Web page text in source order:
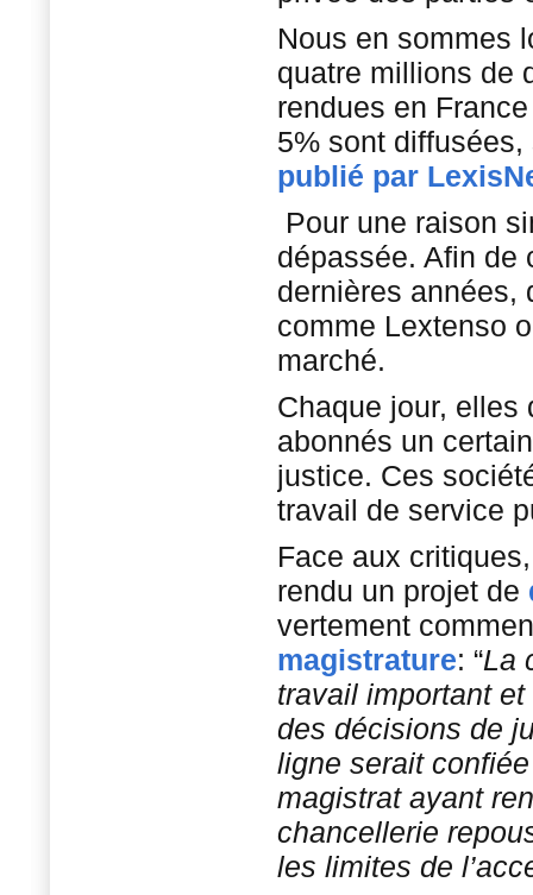
Nous en sommes
quatre millions de
rendues en
5% sont
publié par
Pour une raison
dépassée. Afin de
dernières années,
comme Lextenso
marché.
Chaque jour, elles
abonnés un
justice. Ces
travail de service
Face aux
rendu un projet de
vertement
magistrature: “La
travail important
des décisions de
ligne serait
magistrat ayant
chancellerie
les limites de